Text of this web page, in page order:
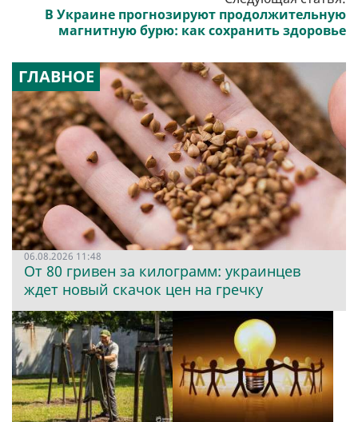
В Украине прогнозируют продолжительную
магнитную бурю: как сохранить здоровье
ГЛАВНОЕ
06.08.2026 11:48
От 80 гривен за килограмм: украинцев
ждет новый скачок цен на гречку